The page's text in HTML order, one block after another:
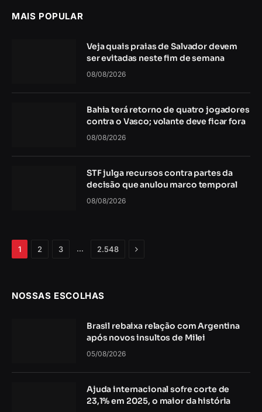
MAIS POPULAR
Veja quais praias de Salvador devem
ser evitadas neste fim de semana
08/08/2026
Bahia terá retorno de quatro jogadores
contra o Vasco; volante deve ficar fora
08/08/2026
STF julga recursos contra partes da
decisão que anulou marco temporal
08/08/2026
1 2 3 … 2.548 Próximo
NOSSAS ESCOLHAS
Brasil rebaixa relação com Argentina
após novos insultos de Milei
05/08/2026
Ajuda internacional sofre corte de
23,1% em 2025, o maior da história